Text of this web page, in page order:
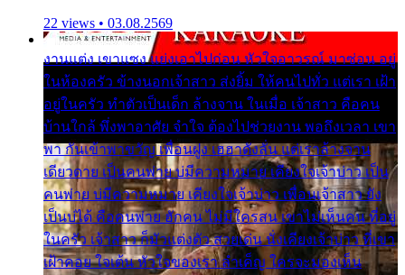
22 views • 03.08.2569
งานแต่ง เขาแซง แย่งเอาไปก่อน หัวใจอาวรณ์ มาซ่อน อยู่
ในห้องครัว ข้างนอกเจ้าสาว ส่งยิ้ม ให้คนไปทั่ว แต่เรา เฝ้า
อยู่ในครัว ทำตัวเป็นเด็ก ล้างจาน ในเมื่อ เจ้าสาว คือคน
บ้านใกล้ พึ่งพาอาศัย จำใจ ต้องไปช่วยงาน พอถึงเวลา เขา
พา กันเข้าพาขวัญ เพื่อนฝูง เฮฮาดังลั่น แต่เราล้างจาน
เดียวดาย เป็นคนพ่าย บ่มีความหมาย เคียงใจเจ้าบ่าว เป็น
คนพ่าย บ่มีความหมาย เคียงใจเจ้าบ่าว เพื่อนเจ้าสาว ยัง
เป็นบ่ได้ คือคนพ่าย ฮักคน ไม่มีใครสน เขาไม่เห็นคน ที่อยู่
ในครัว เจ้าสาว ก็มัวแต่งตัว สวยเด่น นั่งเคียงเจ้าบ่าว ที่เขา
เฝ้าคอย ใจเต้น หัวใจของเรา ลำเค็ญ ใครจะมองเห็น